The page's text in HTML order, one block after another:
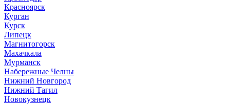
Красноярск
Курган
Курск
Липецк
Магнитогорск
Махачкала
Мурманск
Набережные Челны
Нижний Новгород
Нижний Тагил
Новокузнецк